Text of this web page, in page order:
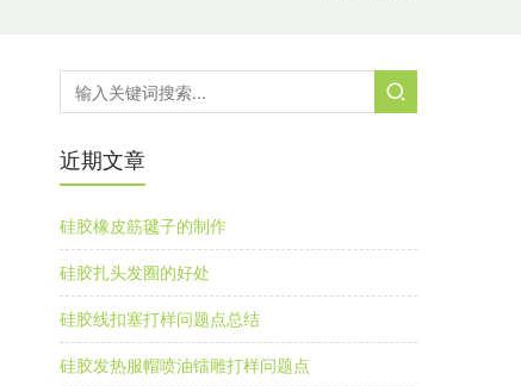
近期文章
硅胶橡皮筋毽子的制作
硅胶扎头发圈的好处
硅胶线扣塞打样问题点总结
硅胶发热服帽喷油镭雕打样问题点